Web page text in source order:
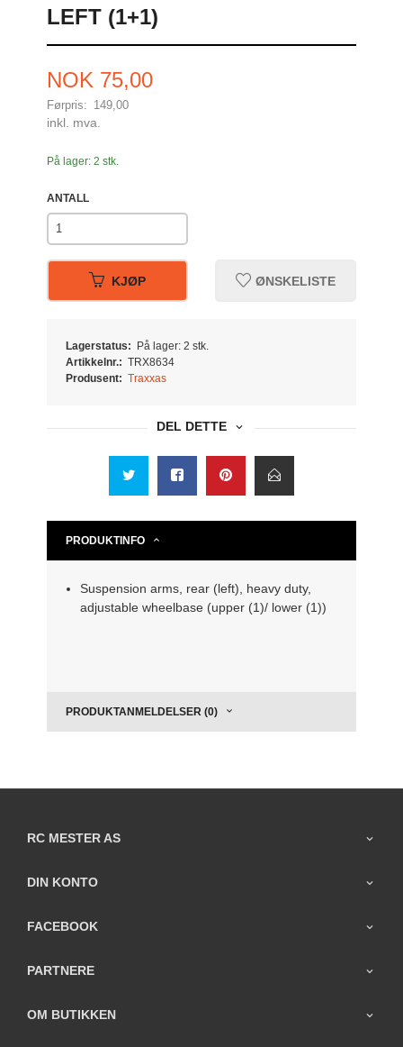
LEFT (1+1)
Tilbud
NOK 75,00
Førpris: 149,00
Rabatt
inkl. mva.
På lager: 2 stk.
ANTALL
KJØP ØNSKELISTE
Lagerstatus:
På lager: 2 stk.
Artikkelnr.: TRX8634
Produsent: Traxxas
DEL DETTE
PRODUKTINFO
Suspension arms, rear (left), heavy duty,
adjustable wheelbase (upper (1)/ lower (1))
PRODUKTANMELDELSER (0)
RC MESTER AS
DIN KONTO
FACEBOOK
PARTNERE
OM BUTIKKEN